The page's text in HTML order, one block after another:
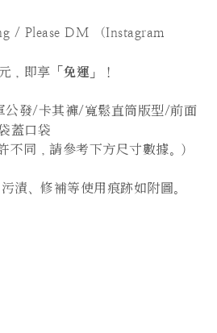
/ Please DM （Instagram
，即享「 免運 」！
公發/卡其褲/寬鬆直筒版型/前面
蓋口袋
不同，請參考下方尺寸數據。)
漬、修補等使用痕跡如附圖。